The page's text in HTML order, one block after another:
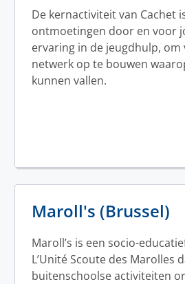
De kernactiviteit van Cachet
ontmoetingen door en voor
ervaring in de jeugdhulp, om
netwerk op te bouwen
kunnen vallen.
Maroll's (Brussel)
Maroll’s is een socio-
L’Unité Scoute des Marolles
buitenschoolse activiteiten